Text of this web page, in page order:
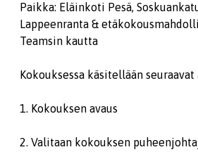
Paikka: Eläinkoti Pesä,
Lappeenranta &
Teamsin kautta
Kokouksessa käsitellään seuraavat
1. Kokouksen avaus
2. Valitaan kokouksen